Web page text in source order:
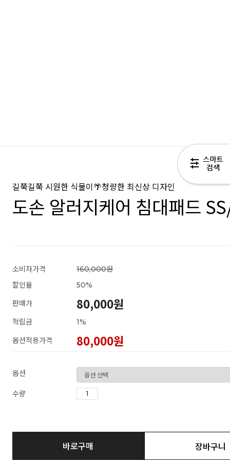
길쭉길쭉 시원한 식물이🌴청량한 최신상 디자인
도손 알러지케어 침대패드
소비자가격
160,000원
할인율
50%
판매가
80,000원
적립금
1%
옵션적용가격
80,000원
옵션
수량
바로구매 장바구니